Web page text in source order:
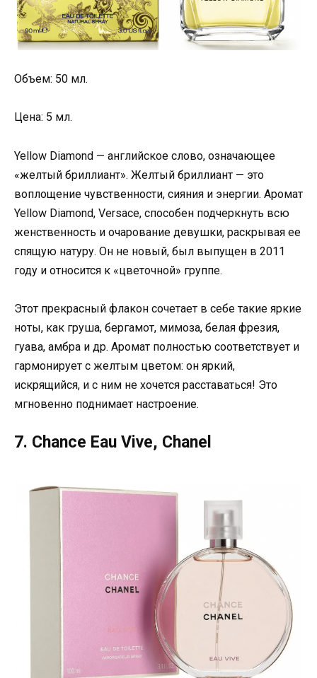
Объем: 50 мл.
Цена: 5 мл.
Yellow Diamond — английское слово, означающее
«желтый бриллиант». Желтый бриллиант — это
воплощение чувственности, сияния и энергии. Аромат
Yellow Diamond, Versace, способен подчеркнуть всю
женственность и очарование девушки, раскрывая ее
спящую натуру. Он не новый, был выпущен в 2011
году и относится к «цветочной» группе.
Этот прекрасный флакон сочетает в себе такие яркие
ноты, как груша, бергамот, мимоза, белая фрезия,
гуава, амбра и др. Аромат полностью соответствует и
гармонирует с желтым цветом: он яркий,
искрящийся, и с ним не хочется расставаться! Это
мгновенно поднимает настроение.
7. Chance Eau Vive, Chanel